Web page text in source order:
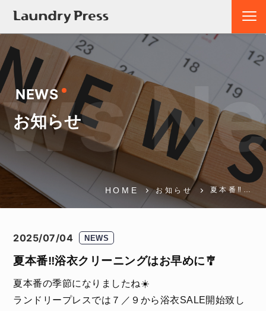
NEWS
お知らせ
HOME お知らせ 夏本番‼…
2025/07/04 NEWS
夏本番‼️浴衣クリーニングはお早めに🎐
夏本番の季節になりましたね☀️
ランドリープレスでは７／９から浴衣SALE開始致し